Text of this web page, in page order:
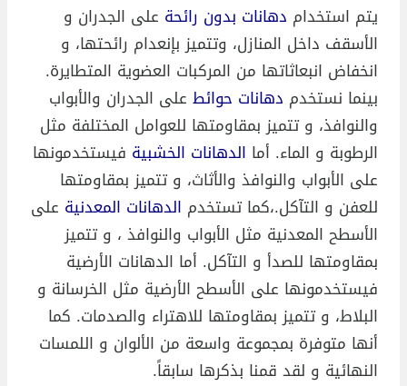
يتم استخدام دهانات بدون رائحة على الجدران و
الأسقف داخل المنازل، وتتميز بإنعدام رائحتها، و
انخفاض انبعاثاتها من المركبات العضوية المتطايرة.
بينما نستخدم دهانات حوائط على الجدران والأبواب
والنوافذ، و تتميز بمقاومتها للعوامل المختلفة مثل
الرطوبة و الماء. أما الدهانات الخشبية فيستخدمونها
على الأبواب والنوافذ والأثاث، و تتميز بمقاومتها
للعفن و التآكل.،كما تستخدم الدهانات المعدنية على
الأسطح المعدنية مثل الأبواب والنوافذ ، و تتميز
بمقاومتها للصدأ و التآكل. أما الدهانات الأرضية
فيستخدمونها على الأسطح الأرضية مثل الخرسانة و
البلاط، و تتميز بمقاومتها للاهتراء والصدمات. كما
أنها متوفرة بمجموعة واسعة من الألوان و اللمسات
النهائية و لقد قمنا بذكرها سابقاً.